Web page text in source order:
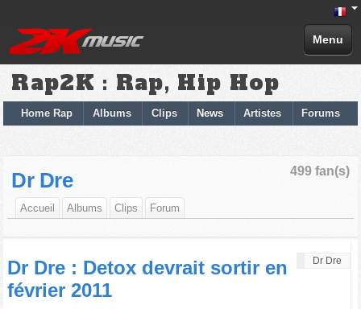
Menu
Rap2K : Rap, Hip Hop
Home Rap Albums Clips News Artistes Forums
499 fan(s)
Dr Dre
Accueil Albums Clips Forum
Dr Dre
Dr Dre : Detox devrait sortir en
février 2011